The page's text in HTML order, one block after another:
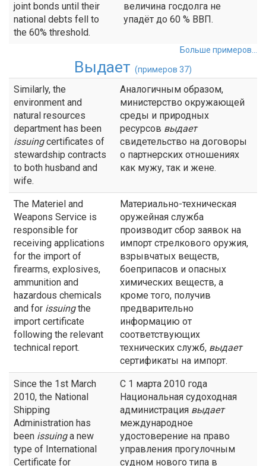
joint bonds until their
national debts fell to
the 60% threshold.
величина госдолга не
упадёт до 60 % ВВП.
Больше примеров...
Выдает (примеров 37)
Similarly, the
environment and
natural resources
department has been
issuingcertificates of
stewardship contracts
to both husband and
wife.
Аналогичным образом,
министерство окружающей
среды и природных
ресурсов выдает
свидетельство на договоры
о партнерских отношениях
как мужу, так и жене.
The Materiel and
Weapons Service is
responsible for
receiving applications
for the import of
firearms, explosives,
ammunition and
hazardous chemicals
and for issuingthe
import certificate
following the relevant
technical report.
Материально-техническая
оружейная служба
производит сбор заявок на
импорт стрелкового оружия,
взрывчатых веществ,
боеприпасов и опасных
химических веществ, а
кроме того, получив
предварительно
информацию от
соответствующих
технических служб, выдает
сертификаты на импорт.
Since the 1st March
2010, the National
Shipping
Administration has
been issuinga new
type of International
Certificate for
С 1 марта 2010 года
Национальная судоходная
администрация выдает
международное
удостоверение на право
управления прогулочным
судном нового типа в